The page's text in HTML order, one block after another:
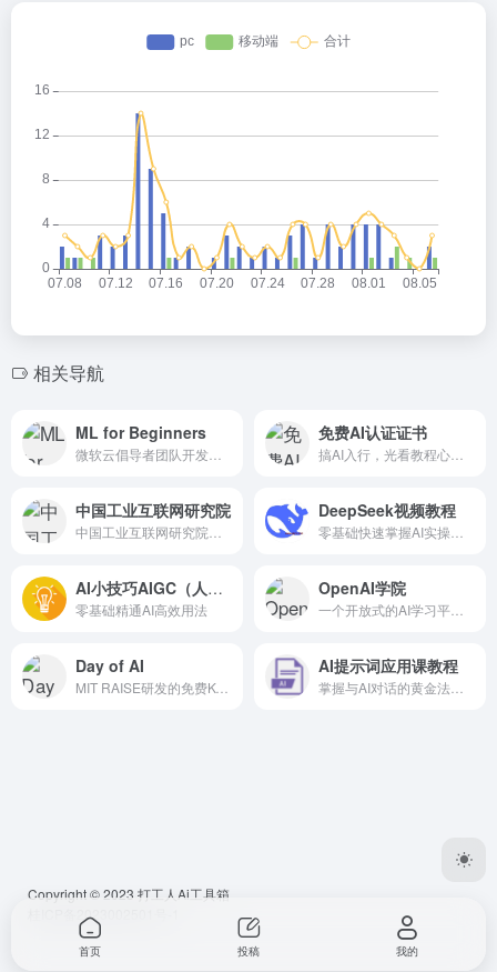
相关导航
ML for Beginners 免费AI认证证书
中国工业互联网研究院 DeepSeek视频教程
AI小技巧AIGC（人工智能）视频教程
零基础精通AI高效用法
OpenAI学院
Day of AI
MIT RAISE研发的免费K-12人工智能素养平台，提供互动课程、教师培训及学校AI政策支持，助力师生零门槛掌握未来科技。
AI提示词应用课教程
Copyright © 2023 打工人Ai工具箱
桂ICP备2023002501号-1
首页 投稿 我的